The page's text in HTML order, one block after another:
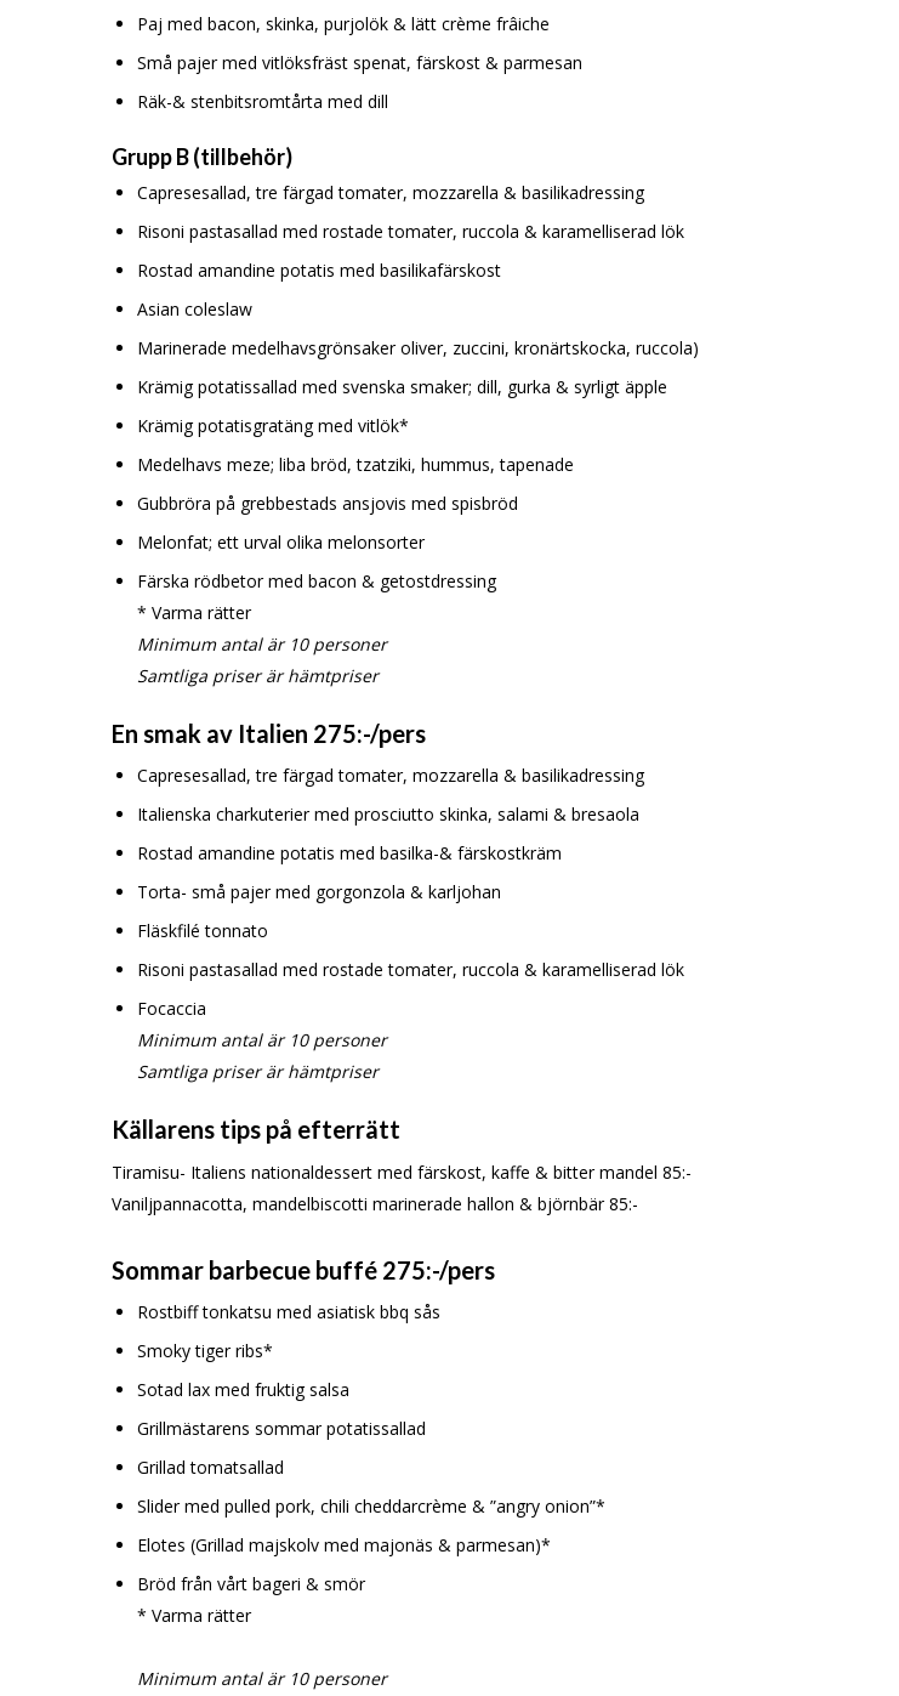
Paj med bacon, skinka, purjolök & lätt crème frâiche
Små pajer med vitlöksfräst spenat, färskost & parmesan
Räk-& stenbitsromtårta med dill
Grupp B (tillbehör)
Capresesallad, tre färgad tomater, mozzarella & basilikadressing
Risoni pastasallad med rostade tomater, ruccola & karamelliserad lök
Rostad amandine potatis med basilikafärskost
Asian coleslaw
Marinerade medelhavsgrönsaker oliver, zuccini, kronärtskocka, ruccola)
Krämig potatissallad med svenska smaker; dill, gurka & syrligt äpple
Krämig potatisgratäng med vitlök*
Medelhavs meze; liba bröd, tzatziki, hummus, tapenade
Gubbröra på grebbestads ansjovis med spisbröd
Melonfat; ett urval olika melonsorter
Färska rödbetor med bacon & getostdressing
* Varma rätter
Minimum antal är 10 personer
Samtliga priser är hämtpriser
En smak av Italien 275:-/pers
Capresesallad, tre färgad tomater, mozzarella & basilikadressing
Italienska charkuterier med prosciutto skinka, salami & bresaola
Rostad amandine potatis med basilka-& färskostkräm
Torta- små pajer med gorgonzola & karljohan
Fläskfilé tonnato
Risoni pastasallad med rostade tomater, ruccola & karamelliserad lök
Focaccia
Minimum antal är 10 personer
Samtliga priser är hämtpriser
Källarens tips på efterrätt
Tiramisu- Italiens nationaldessert med färskost, kaffe & bitter mandel 85:-
Vaniljpannacotta, mandelbiscotti marinerade hallon & björnbär 85:-
Sommar barbecue buffé 275:-/pers
Rostbiff tonkatsu med asiatisk bbq sås
Smoky tiger ribs*
Sotad lax med fruktig salsa
Grillmästarens sommar potatissallad
Grillad tomatsallad
Slider med pulled pork, chili cheddarcrème & ”angry onion”*
Elotes (Grillad majskolv med majonäs & parmesan)*
Bröd från vårt bageri & smör
* Varma rätter
Minimum antal är 10 personer